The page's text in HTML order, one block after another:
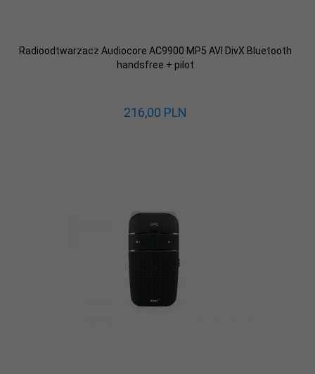
Radioodtwarzacz Audiocore AC9900 MP5 AVI DivX Bluetooth
handsfree + pilot
216,00 PLN